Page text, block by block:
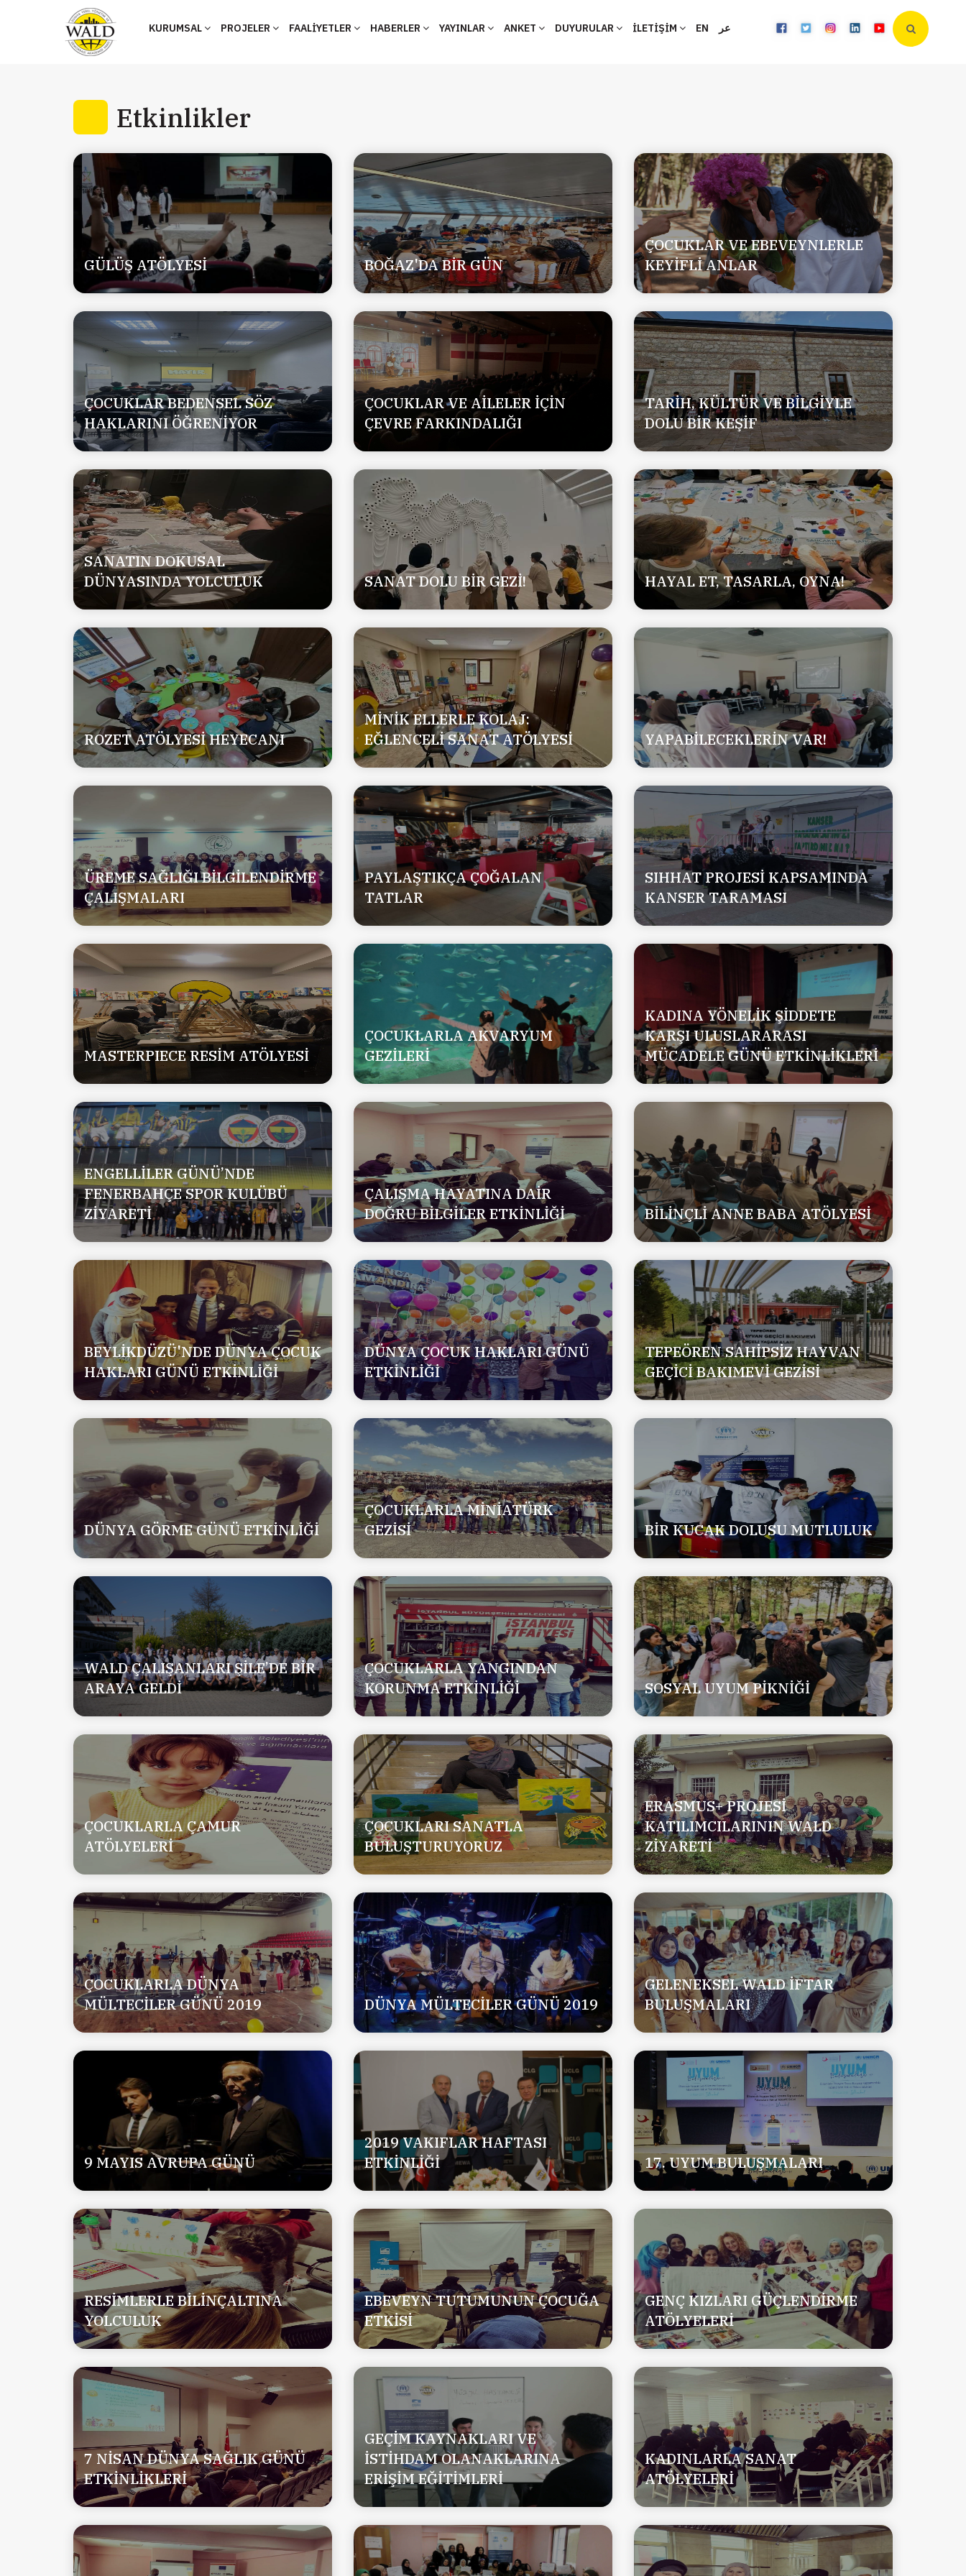
KURUMSAL PROJELER FAALİYETLER HABERLER YAYINLAR ANKET DUYURULAR İLETİŞİM EN عر
Etkinlikler
GÜLÜŞ ATÖLYESİ BOĞAZ'DA BİR GÜN
ÇOCUKLAR VE EBEVEYNLERLE
KEYİFLİ ANLAR
ÇOCUKLAR BEDENSEL SÖZ
HAKLARINI ÖĞRENİYOR
ÇOCUKLAR VE AİLELER İÇİN
ÇEVRE FARKINDALIĞI
TARİH, KÜLTÜR VE BİLGİYLE
DOLU BİR KEŞİF
SANATIN DOKUSAL
DÜNYASINDA YOLCULUK
SANAT DOLU BİR GEZİ! HAYAL ET, TASARLA, OYNA!
ROZET ATÖLYESİ HEYECANI
MİNİK ELLERLE KOLAJ:
EĞLENCELİ SANAT ATÖLYESİ
YAPABİLECEKLERİN VAR!
ÜREME SAĞLIĞI BİLGİLENDİRME
ÇALIŞMALARI
PAYLAŞTIKÇA ÇOĞALAN
TATLAR
SIHHAT PROJESİ KAPSAMINDA
KANSER TARAMASI
MASTERPIECE RESİM ATÖLYESİ
ÇOCUKLARLA AKVARYUM
GEZİLERİ
KADINA YÖNELİK ŞİDDETE
KARŞI ULUSLARARASI
MÜCADELE GÜNÜ ETKİNLİKLERİ
ENGELLİLER GÜNÜ’NDE
FENERBAHÇE SPOR KULÜBÜ
ZİYARETİ
ÇALIŞMA HAYATINA DAİR
DOĞRU BİLGİLER ETKİNLİĞİ
BİLİNÇLİ ANNE BABA ATÖLYESİ
BEYLİKDÜZÜ'NDE DÜNYA ÇOCUK
HAKLARI GÜNÜ ETKİNLİĞİ
DÜNYA ÇOCUK HAKLARI GÜNÜ
ETKİNLİĞİ
TEPEÖREN SAHİPSİZ HAYVAN
GEÇİCİ BAKIMEVİ GEZİSİ
DÜNYA GÖRME GÜNÜ ETKİNLİĞİ
ÇOCUKLARLA MİNİATÜRK
GEZİSİ
BİR KUCAK DOLUSU MUTLULUK
WALD ÇALIŞANLARI ŞİLE’DE BİR
ARAYA GELDİ
ÇOCUKLARLA YANGINDAN
KORUNMA ETKİNLİĞİ
SOSYAL UYUM PİKNİĞİ
ÇOCUKLARLA ÇAMUR
ATÖLYELERİ
ÇOCUKLARI SANATLA
BULUŞTURUYORUZ
ERASMUS+ PROJESİ
KATILIMCILARININ WALD
ZİYARETİ
ÇOCUKLARLA DÜNYA
MÜLTECİLER GÜNÜ 2019
DÜNYA MÜLTECİLER GÜNÜ 2019
GELENEKSEL WALD İFTAR
BULUŞMALARI
9 MAYIS AVRUPA GÜNÜ
2019 VAKIFLAR HAFTASI
ETKİNLİĞİ
17. UYUM BULUŞMALARI
RESİMLERLE BİLİNÇALTINA
YOLCULUK
EBEVEYN TUTUMUNUN ÇOCUĞA
ETKİSİ
GENÇ KIZLARI GÜÇLENDİRME
ATÖLYELERİ
7 NİSAN DÜNYA SAĞLIK GÜNÜ
ETKİNLİKLERİ
GEÇİM KAYNAKLARI VE
İSTİHDAM OLANAKLARINA
ERİŞİM EĞİTİMLERİ
KADINLARLA SANAT
ATÖLYELERİ